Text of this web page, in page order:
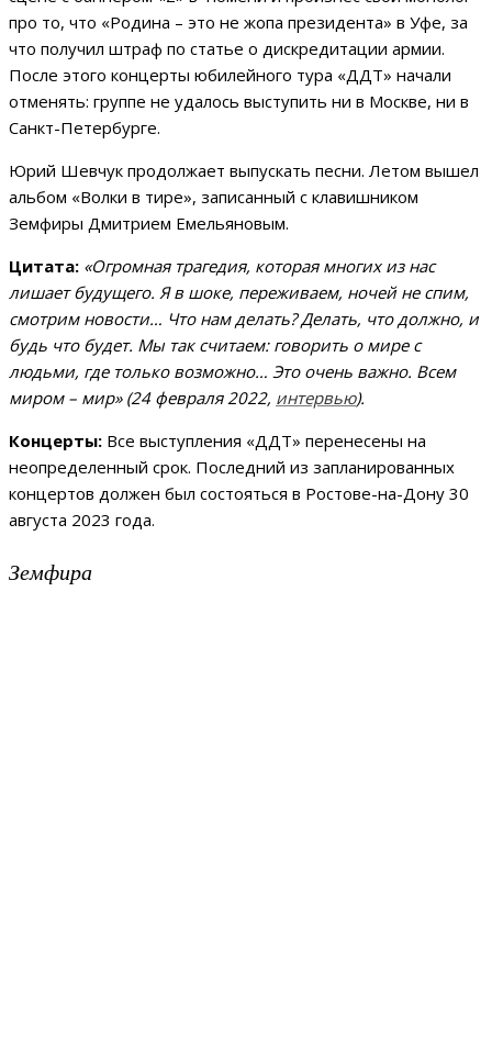
про то, что «Родина – это не жопа президента» в Уфе, за
что получил штраф по статье о дискредитации армии.
После этого концерты юбилейного тура «ДДТ» начали
отменять: группе не удалось выступить ни в Москве, ни в
Санкт-Петербурге.
Юрий Шевчук продолжает выпускать песни. Летом вышел
альбом «Волки в тире», записанный с клавишником
Земфиры Дмитрием Емельяновым.
Цитата: «Огромная трагедия, которая многих из нас
лишает будущего. Я в шоке, переживаем, ночей не спим,
смотрим новости… Что нам делать? Делать, что должно, и
будь что будет. Мы так считаем: говорить о мире с
людьми, где только возможно… Это очень важно. Всем
миром – мир» (24 февраля 2022, интервью).
Концерты: Все выступления «ДДТ» перенесены на
неопределенный срок. Последний из запланированных
концертов должен был состояться в Ростове-на-Дону 30
августа 2023 года.
Земфира